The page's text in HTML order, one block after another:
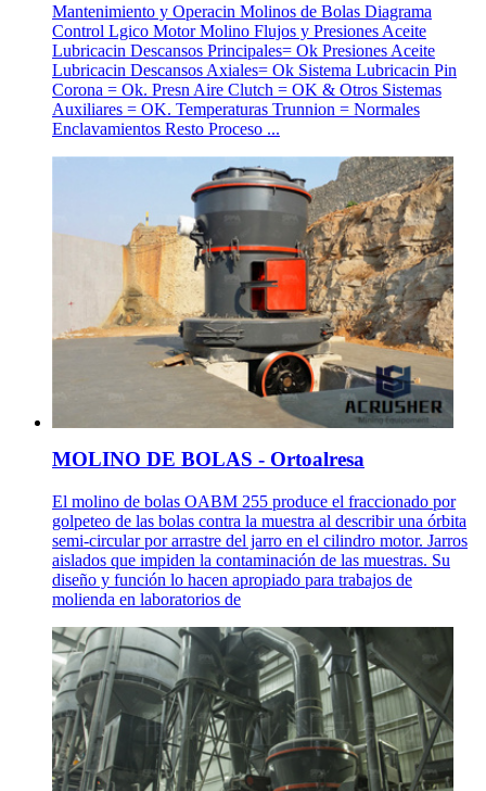
Mantenimiento y Operacin Molinos de Bolas Diagrama
Control Lgico Motor Molino Flujos y Presiones Aceite
Lubricacin Descansos Principales= Ok Presiones Aceite
Lubricacin Descansos Axiales= Ok Sistema Lubricacin Pin
Corona = Ok. Presn Aire Clutch = OK & Otros Sistemas
Auxiliares = OK. Temperaturas Trunnion = Normales
Enclavamientos Resto Proceso ...
MOLINO DE BOLAS - Ortoalresa
El molino de bolas OABM 255 produce el fraccionado por
golpeteo de las bolas contra la muestra al describir una órbita
semi-circular por arrastre del jarro en el cilindro motor. Jarros
aislados que impiden la contaminación de las muestras. Su
diseño y función lo hacen apropiado para trabajos de
molienda en laboratorios de